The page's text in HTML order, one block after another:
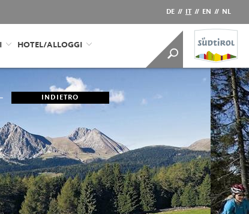
DE // IT // EN // NL
HOTEL/ALLOGGI
INDIETRO